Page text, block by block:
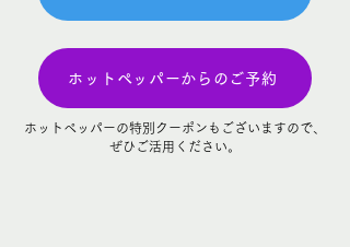
ホットペッパーからのご予約
ホットペッパーの特別クーポンもございますので、
​ぜひご活用ください。